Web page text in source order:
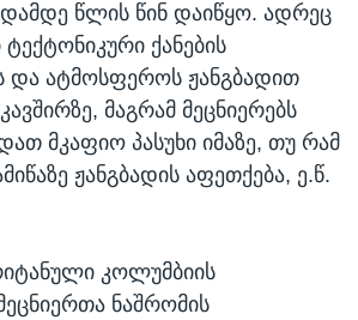
წლის წინ დაიწყო. ადრეც
ქანების
და ატმოსფეროს ჟანგბადით
მაგრამ მეცნიერებს
მკაფიო პასუხი იმაზე, თუ რამ
ჟანგბადის აფეთქება, ე.წ.
კოლუმბიის
ნაშრომის